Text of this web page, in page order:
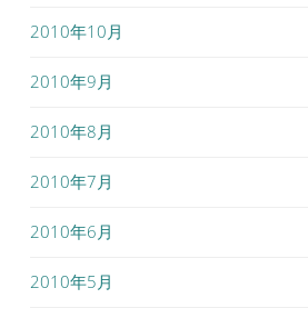
2010年10月
2010年9月
2010年8月
2010年7月
2010年6月
2010年5月